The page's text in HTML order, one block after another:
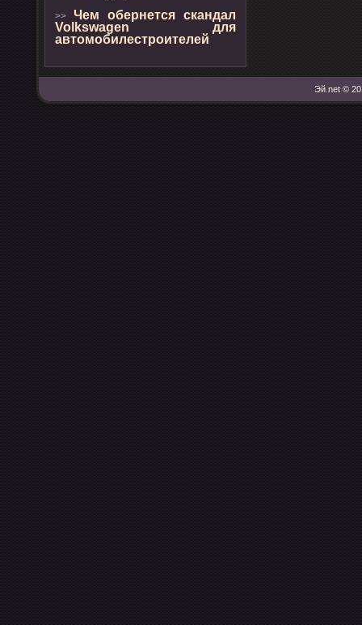
>> Чем обернется скандал
Volkswagen для
автомобилестроителей
Эй.net ©